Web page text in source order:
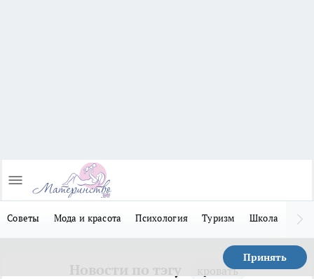
Советы Мода и красота Психология Туризм Школа
Принять
кровать